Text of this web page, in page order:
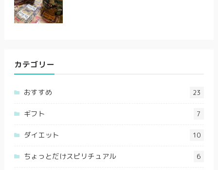
カテゴリー
おすすめ 23
ギフト 7
ダイエット 10
ちょっとだけスピリチュアル 6